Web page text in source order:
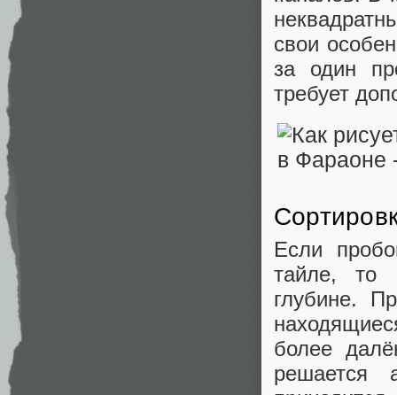
свои
за один
требует
Если
тайле, то
глубине.
более
решается